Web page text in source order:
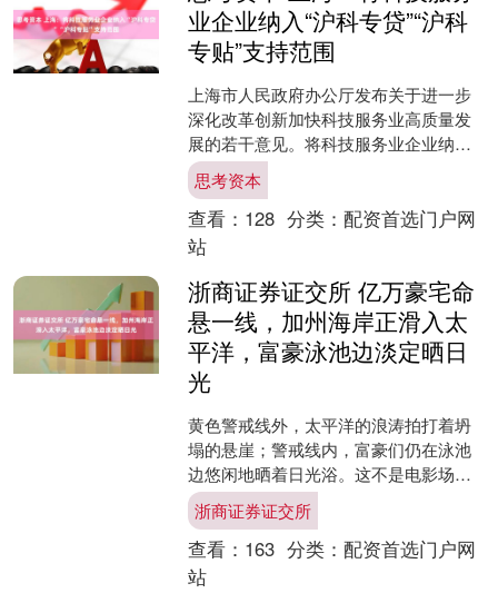
业企业纳入“沪科专贷”“沪科
专贴”支持范围
上海市人民政府办公厅发布关于进一步
深化改革创新加快科技服务业高质量发
展的若干意见。将科技服务业企业纳
入“沪科专贷”“沪科专贴”支持范围思考资
本，降低企业贷款成本....
思考资本
查看： 128 分类： 配资首选门户网
站
浙商证券证交所 亿万豪宅命
悬一线，加州海岸正滑入太
平洋，富豪泳池边淡定晒日
光
黄色警戒线外，太平洋的浪涛拍打着坍
塌的悬崖；警戒线内，富豪们仍在泳池
边悠闲地晒着日光浴。这不是电影场景
浙商证券证交所，而是美国加州海岸正
在发生的真实故事。 黄色....
浙商证券证交所
查看： 163 分类： 配资首选门户网
站